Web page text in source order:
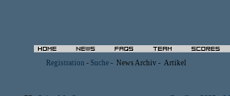
Registration - Suche - News Archiv - Artikel